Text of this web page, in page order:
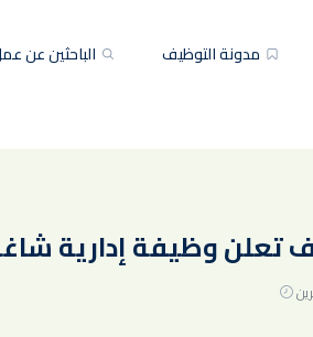
الباحثين عن
مدونة التوظيف
تعلن وظيفة إدارية